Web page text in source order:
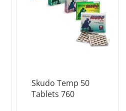
Skudo Temp 50
Tablets 760